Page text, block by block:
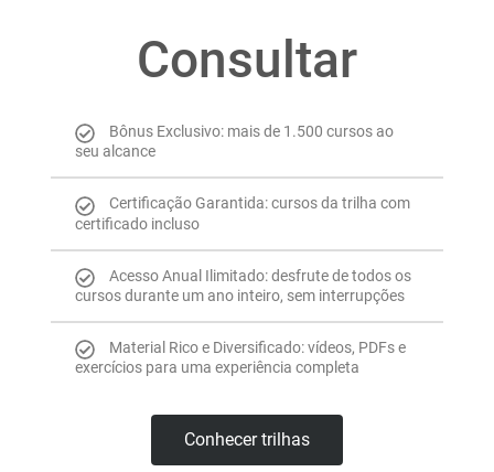
Consultar
Bônus Exclusivo: mais de 1.500 cursos ao
seu alcance
Certificação Garantida: cursos da trilha com
certificado incluso
Acesso Anual Ilimitado: desfrute de todos os
cursos durante um ano inteiro, sem interrupções
Material Rico e Diversificado: vídeos, PDFs e
exercícios para uma experiência completa
Conhecer trilhas